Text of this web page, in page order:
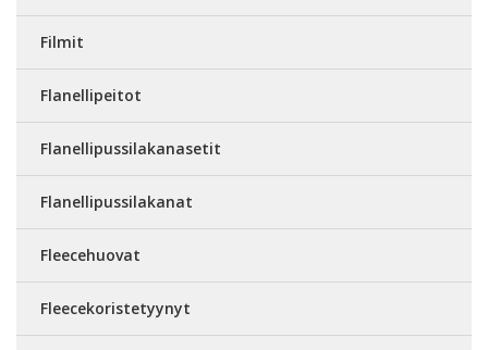
Filmit
Flanellipeitot
Flanellipussilakanasetit
Flanellipussilakanat
Fleecehuovat
Fleecekoristetyynyt